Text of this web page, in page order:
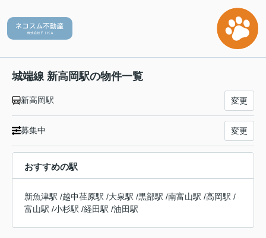
城端線 新高岡駅の物件一覧
新高岡駅 変更
募集中 変更
おすすめの駅
新魚津駅 /越中荏原駅 /大泉駅 /黒部駅 /南富山駅 /高岡駅 /
富山駅 /小杉駅 /経田駅 /油田駅